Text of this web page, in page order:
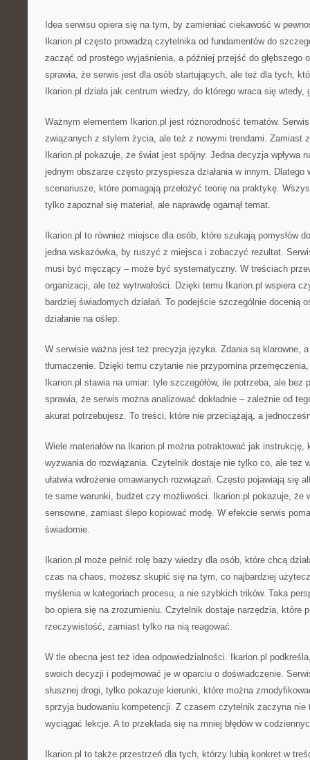
Idea serwisu opiera się na tym, by zamieniać ciekawość w
Ikarion.pl często prowadzą czytelnika od fundamentów do
zacząć od prostego wyjaśnienia, a później przejść do głębszego
sprawia, że serwis jest dla osób startujących, ale też dla tych,
Ikarion.pl działa jak centrum wiedzy, do którego wraca się
Ważnym elementem Ikarion.pl jest różnorodność tematów.
związanych z stylem życia, ale też z nowymi trendami. Zamiast
Ikarion.pl pokazuje, że świat jest spójny. Jedna decyzja wpływa
jednym obszarze często przyspiesza działania w innym. Dlatego
scenariusze, które pomagają przełożyć teorię na praktykę.
tylko zapoznał się materiał, ale naprawdę ogarnął temat.
Ikarion.pl to również miejsce dla osób, które szukają pomysłów
jedna wskazówka, by ruszyć z miejsca i zobaczyć rezultat.
musi być męczący – może być systematyczny. W treściach
organizacji, ale też wytrwałości. Dzięki temu Ikarion.pl wspiera
bardziej świadomych działań. To podejście szczególnie docenią
działanie na oślep.
W serwisie ważna jest też precyzja języka. Zdania są klarowne,
tłumaczenie. Dzięki temu czytanie nie przypomina
Ikarion.pl stawia na umiar: tyle szczegółów, ile potrzeba, ale bez
sprawia, że serwis można analizować dokładnie – zależnie od
akurat potrzebujesz. To treści, które nie przeciążają, a
Wiele materiałów na Ikarion.pl można potraktować jak instrukcję,
wyzwania do rozwiązania. Czytelnik dostaje nie tylko co, ale też
ułatwia wdrożenie omawianych rozwiązań. Często pojawiają się
te same warunki, budżet czy możliwości. Ikarion.pl pokazuje, że
sensowne, zamiast ślepo kopiować modę. W efekcie serwis
świadomie.
Ikarion.pl może pełnić rolę bazy wiedzy dla osób, które chcą
czas na chaos, możesz skupić się na tym, co najbardziej
myślenia w kategoriach procesu, a nie szybkich trików. Taka
bo opiera się na zrozumieniu. Czytelnik dostaje narzędzia, które
rzeczywistość, zamiast tylko na nią reagować.
W tle obecna jest też idea odpowiedzialności. Ikarion.pl
swoich decyzji i podejmować je w oparciu o doświadczenie.
słusznej drogi, tylko pokazuje kierunki, które można
sprzyja budowaniu kompetencji. Z czasem czytelnik zaczyna
wyciągać lekcje. A to przekłada się na mniej błędów w
Ikarion.pl to także przestrzeń dla tych, którzy lubią konkret w